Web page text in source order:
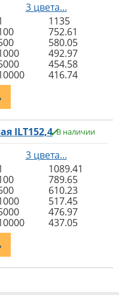
3 цвета...
1135
752.61
580.05
492.97
454.58
416.74
ILT152,4 В наличии
3 цвета...
1089.41
789.65
610.23
517.45
476.97
437.05